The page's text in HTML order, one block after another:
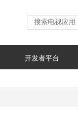
开发者平台